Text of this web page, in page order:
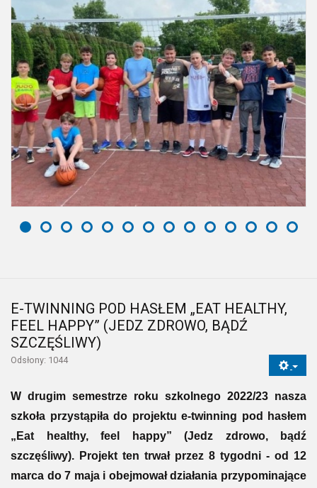
E-TWINNING POD HASŁEM „EAT HEALTHY,
FEEL HAPPY” (JEDZ ZDROWO, BĄDŹ
SZCZĘŚLIWY)
Odsłony: 1044
W drugim semestrze roku szkolnego 2022/23 nasza
szkoła przystąpiła do projektu e-twinning pod hasłem
„Eat healthy, feel happy” (Jedz zdrowo, bądź
szczęśliwy). Projekt ten trwał przez 8 tygodni - od 12
marca do 7 maja i obejmował działania przypominające